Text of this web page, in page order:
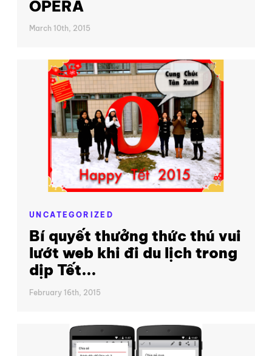
OPERA
March 10th, 2015
UNCATEGORIZED
Bí quyết thưởng thức thú vui
lướt web khi đi du lịch trong
dịp Tết...
February 16th, 2015